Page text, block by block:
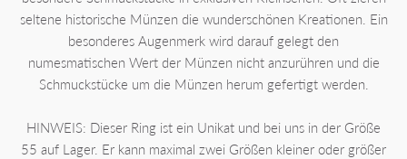
seltene historische Münzen die wunderschönen Kreationen. Ein
besonderes Augenmerk wird darauf gelegt den
numesmatischen Wert der Münzen nicht anzurühren und die
Schmuckstücke um die Münzen herum gefertigt werden.
HINWEIS: Dieser Ring ist ein Unikat und bei uns in der Größe
55 auf Lager. Er kann maximal zwei Größen kleiner oder größer